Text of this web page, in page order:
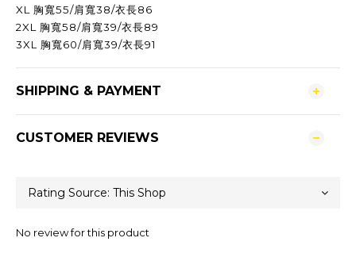
XL 胸寬55/肩寬38/衣長86
2XL 胸寬58/肩寬39/衣長89
3XL 胸寬60/肩寬39/衣長91
SHIPPING & PAYMENT
CUSTOMER REVIEWS
No review for this product